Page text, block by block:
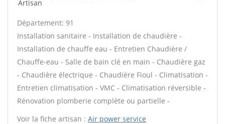
Artisan
Département: 91
Installation sanitaire - Installation de chaudière -
Installation de chauffe eau - Entretien Chaudière /
Chauffe-eau - Salle de bain clé en main - Chaudière gaz
- Chaudière électrique - Chaudière Fioul - Climatisation -
Entretien climatisation - VMC - Climatisation réversible -
Rénovation plomberie complète ou partielle -
Voir la fiche artisan : Air power service